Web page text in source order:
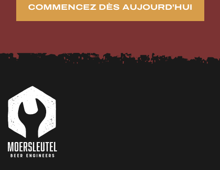
COMMENCEZ DÈS AUJOURD'HUI